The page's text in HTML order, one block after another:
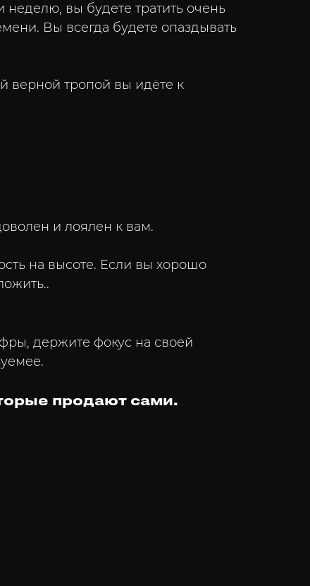
вы будете тратить очень
Вы всегда будете опаздывать
верной тропой вы идёте к
и лоялен к вам.
на высоте. Если вы хорошо
держите фокус на своей
продают сами.